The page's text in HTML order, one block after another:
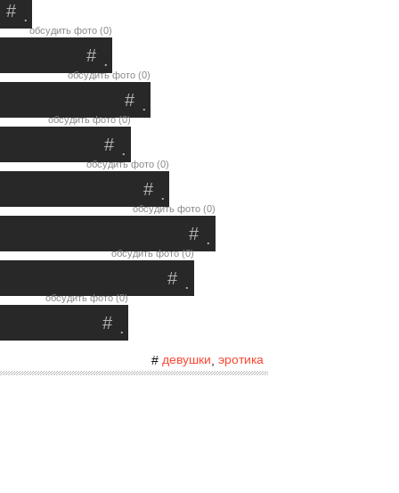
.
#
обсудить фото (0)
.
#
обсудить фото (0)
.
#
обсудить фото (0)
.
#
обсудить фото (0)
.
#
обсудить фото (0)
.
#
обсудить фото (0)
.
#
обсудить фото (0)
.
#
# девушки эротика